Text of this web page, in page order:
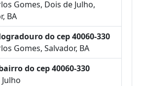
Gomes, Dois de Julho,
BA
do cep 40060-330
Gomes, Salvador, BA
do cep 40060-330